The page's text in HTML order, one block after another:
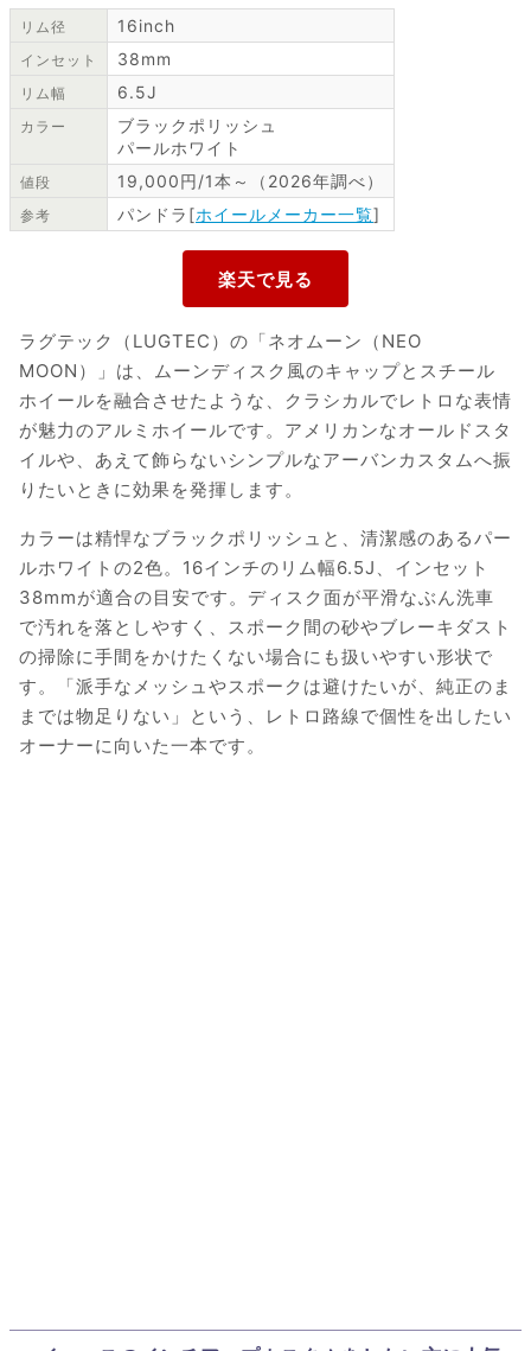
リム径 16inch
インセット 38mm
リム幅 6.5J
カラー
ブラックポリッシュ
パールホワイト
値段 19,000円/1本～（2026年調べ）
参考 パンドラ[ホイールメーカー一覧]
ラグテック（LUGTEC）の「ネオムーン（NEO
MOON）」は、ムーンディスク風のキャップとスチール
ホイールを融合させたような、クラシカルでレトロな表情
が魅力のアルミホイールです。アメリカンなオールドスタ
イルや、あえて飾らないシンプルなアーバンカスタムへ振
りたいときに効果を発揮します。
カラーは精悍なブラックポリッシュと、清潔感のあるパー
ルホワイトの2色。16インチのリム幅6.5J、インセット
38mmが適合の目安です。ディスク面が平滑なぶん洗車
で汚れを落としやすく、スポーク間の砂やブレーキダスト
の掃除に手間をかけたくない場合にも扱いやすい形状で
す。「派手なメッシュやスポークは避けたいが、純正のま
までは物足りない」という、レトロ路線で個性を出したい
オーナーに向いた一本です。